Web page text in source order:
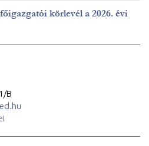
körlevél a 2026. évi
B